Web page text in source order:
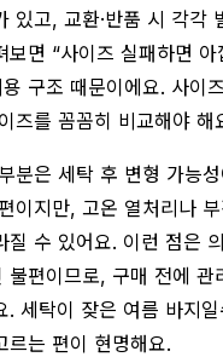
있고, 교환·반품 시 각각
보면 “사이즈 실패하면
구조 때문이에요. 사이
즈를 꼼꼼히 비교해야 해
분은 세탁 후 변형 가능
이지만, 고온 열처리나
질 수 있어요. 이런 점은
불편이므로, 구매 전에 관
. 세탁이 잦은 여름 바지
르는 편이 현명해요.